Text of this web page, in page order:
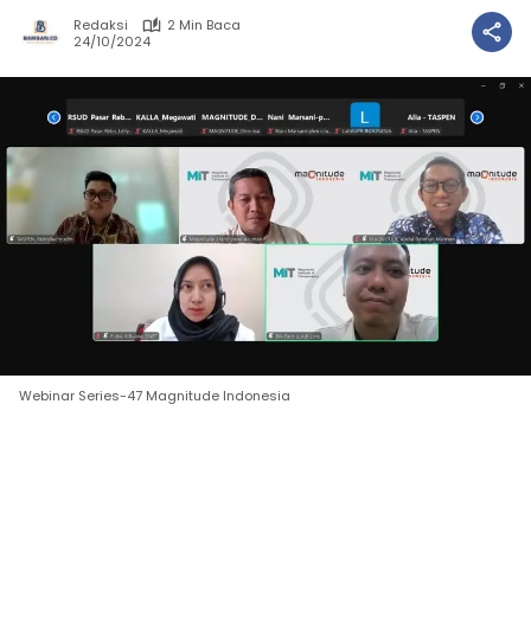
Redaksi
2 Min Baca
24/10/2024
Webinar Series-47 Magnitude Indonesia